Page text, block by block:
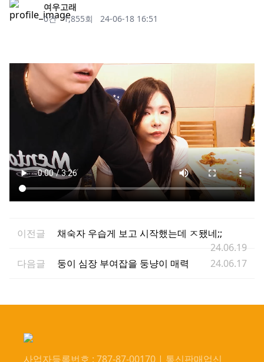
작성자
여우고래
댓글
0건 조회
1,855회 작성일
24-06-18 16:51
이전글
채숙자 우습게 보고 시작했는데 ㅈ됐네;;
24.06.19
다음글
둥이 심장 부여잡을 둥냥이 매력 24.06.17
사업자등록번호 : 787-87-00170 | 통신판매업신